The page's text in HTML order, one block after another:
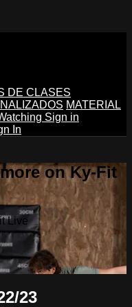
DE CLASES
MATERIAL
Sign in
In
on Ky-Fit
Live
23